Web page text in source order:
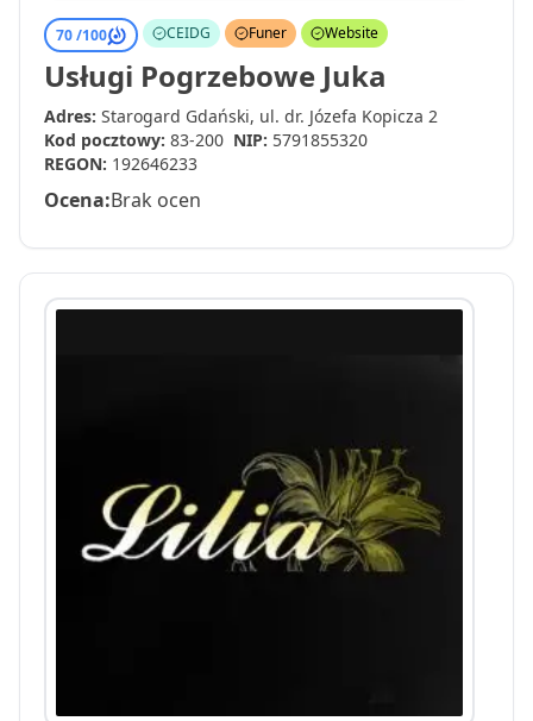
70 /100 CEIDG Funer Website
Usługi Pogrzebowe Juka
Adres: Starogard Gdański, ul. dr. Józefa Kopicza 2
Kod pocztowy: 83-200 NIP: 5791855320
REGON: 192646233
Ocena:Brak ocen